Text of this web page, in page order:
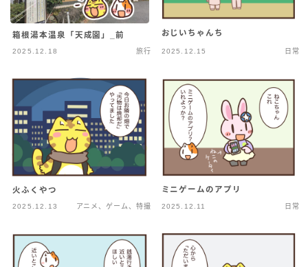
箱根湯本温泉「天成園」_前
2025.12.18 旅行
おじいちゃんち
2025.12.15 日常
火ふくやつ
2025.12.13 アニメ、ゲーム、特撮
ミニゲームのアプリ
2025.12.11 日常